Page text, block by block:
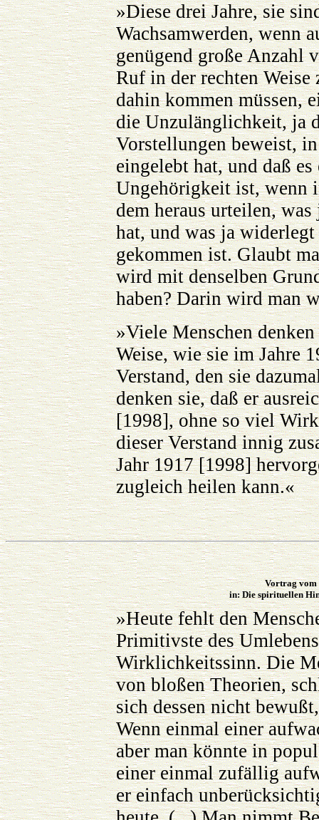
»Diese drei Jahre, sie
Wachsamwerden, wenn
genügend große Anzahl
Ruf in der rechten
dahin kommen müssen,
die Unzulänglichkeit, ja
Vorstellungen beweist,
eingelebt hat, und daß
Ungehörigkeit ist, wenn
dem heraus urteilen,
hat, und was ja
gekommen ist. Glaubt
wird mit denselben
haben? Darin wird man
»Viele Menschen
Weise, wie sie im Jahre
Verstand, den sie
denken sie, daß er
[1998], ohne so viel
dieser Verstand innig
Jahr 1917 [1998]
zugleich heilen kann.«
Vortrag vom
in: Die spirituellen
»Heute fehlt den
Primitivste des
Wirklichkeitssinn. Die
von bloßen Theorien,
sich dessen nicht
Wenn einmal einer
aber man könnte in
einer einmal zufällig
er einfach